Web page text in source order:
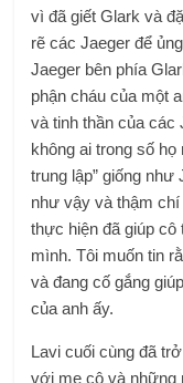
vì đã giết Glark và
rẽ các Jaeger để
Jaeger bên phía
phận cháu của một
và tinh thần của các
không ai trong số
trung lập” giống
như vậy và thậm chí
thực hiện đã giúp cô
mình. Tôi muốn tin
và đang cố gắng
của anh ấy.
Lavi cuối cùng đã
với mẹ cô và những